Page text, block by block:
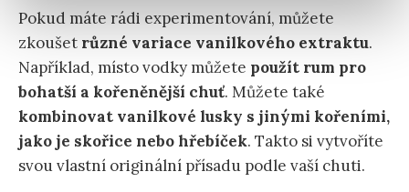
Pokud máte rádi experimentování, můžete
zkoušet různé variace vanilkového extraktu.
Například, místo vodky můžete použít rum pro
bohatší a kořeněnější chuť. Můžete také
kombinovat vanilkové lusky s jinými kořeními,
jako je skořice nebo hřebíček. Takto si vytvoříte
svou vlastní originální přísadu podle vaší chuti.